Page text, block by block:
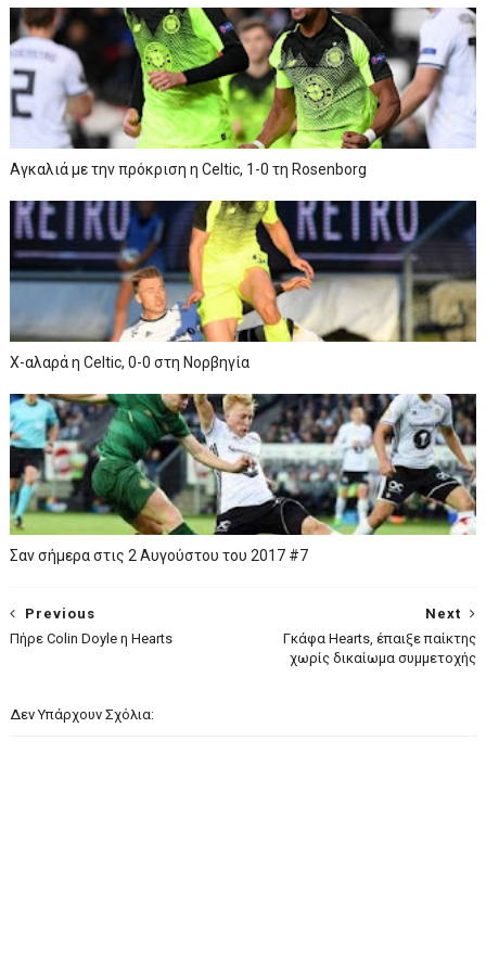
Αγκαλιά με την πρόκριση η Celtic, 1-0 τη Rosenborg
Χ-αλαρά η Celtic, 0-0 στη Νορβηγία
Σαν σήμερα στις 2 Αυγούστου του 2017 #7
Next
Γκάφα Hearts, έπαιξε παίκτης
χωρίς δικαίωμα συμμετοχής
Previous
Πήρε Colin Doyle η Hearts
Δεν Υπάρχουν Σχόλια: